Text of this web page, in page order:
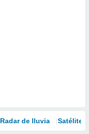
Radar de lluvia Satélites